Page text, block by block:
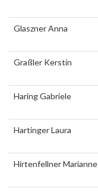
Glaszner Anna
Graßler Kerstin
Haring Gabriele
Hartinger Laura
Hirtenfellner Marianne